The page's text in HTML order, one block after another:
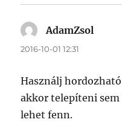
AdamZsol
2016-10-01 12:31
Használj
akkor telepíteni sem
lehet fenn.